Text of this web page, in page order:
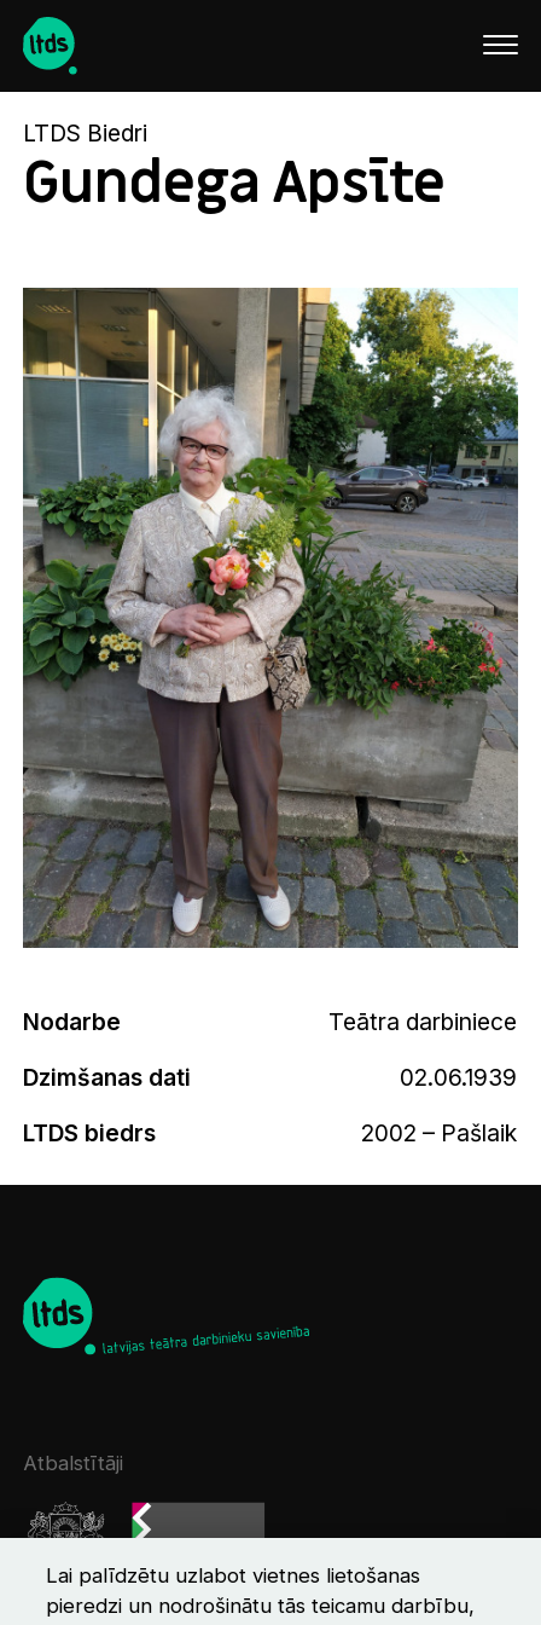
LTDS Biedri
Gundega Apsīte
Nodarbe
Teātra darbiniece
Dzimšanas dati
02.06.1939
LTDS biedrs
2002 – Pašlaik
Atbalstītāji
Lai palīdzētu uzlabot vietnes lietošanas
pieredzi un nodrošinātu tās teicamu darbību,